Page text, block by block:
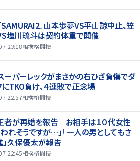
「SAMURAI2」山本歩夢VS平山諒中止、笠
塩川琉斗は契約体重で開催
23:18相撲格闘技
スーパーレックがまさかの右ひざ負傷でダ
にTKO負け、４連敗で正念場
22:57相撲格闘技
者が再婚を報告 お相手は１０代女性
われそうですが…」「一人の男としてもさ
」久保優太が報告
22:45相撲格闘技